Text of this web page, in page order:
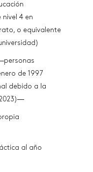
4 en
o equivalente
de 1997
debido a la
al año